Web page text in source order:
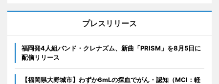
プレスリリース
福岡発4人組バンド・クレナズム、新曲「PRISM」を8月5日に
配信リリース
【福岡県大野城市】わずか6mLの採血でがん・認知（MCI：軽